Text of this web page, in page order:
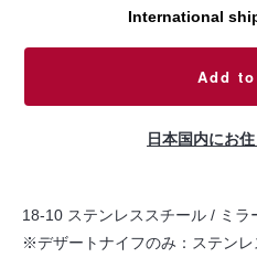
International
Add
日本国内にお
18-10 ステンレススチール / ミラ
※デザートナイフのみ：ステンレ